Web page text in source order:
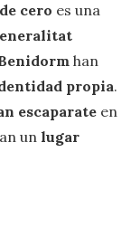
cero es una
han
propia.
escaparate en
un lugar